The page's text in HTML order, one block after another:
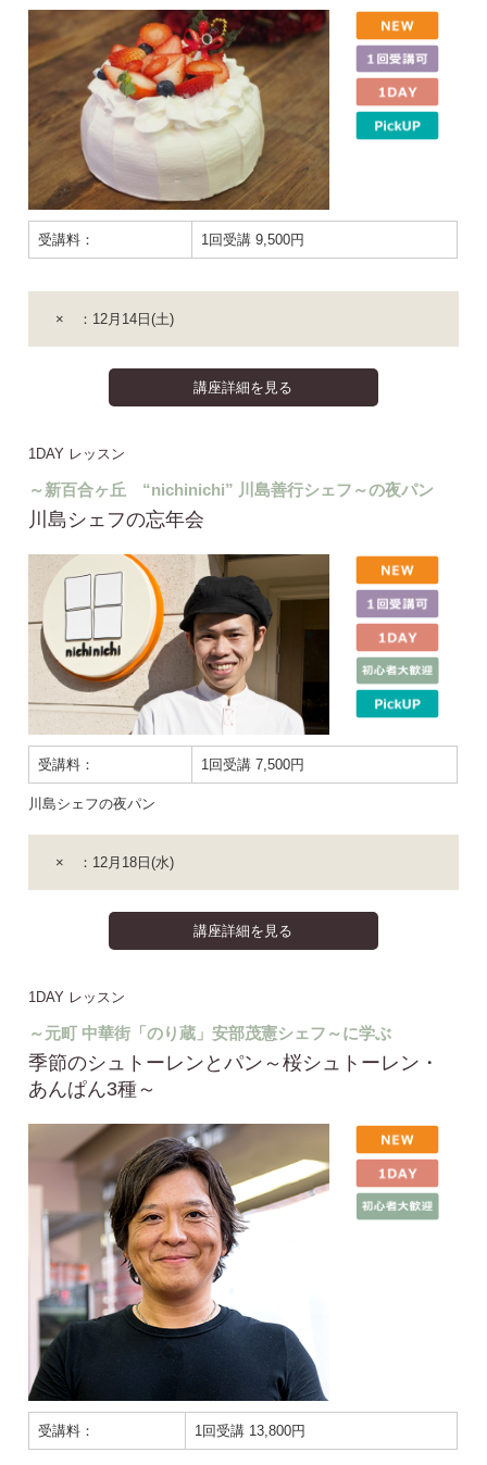
受講料： 1回受講 9,500円
× ：12月14日(土)
講座詳細を見る
1DAY レッスン
～新百合ヶ丘 “nichinichi” 川島善行シェフ～の夜パン
川島シェフの忘年会
受講料： 1回受講 7,500円
川島シェフの夜パン
× ：12月18日(水)
講座詳細を見る
1DAY レッスン
～元町 中華街「のり蔵」安部茂憲シェフ～に学ぶ
季節のシュトーレンとパン～桜シュトーレン・
あんぱん3種～
受講料： 1回受講 13,800円